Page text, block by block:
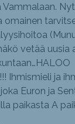
omainen
vetää uusia
Ihmismieli ja
Euron ja
paikasta A